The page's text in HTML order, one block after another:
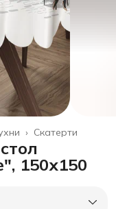
Скатерти
›
150х150